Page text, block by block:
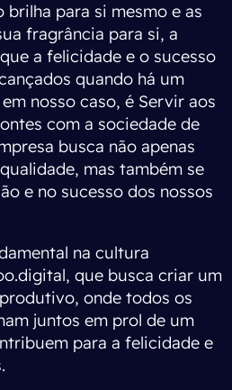
brilha para si mesmo e as
fragrância para si, a
a felicidade e o sucesso
quando há um
nosso caso, é Servir aos
com a sociedade de
busca não apenas
mas também se
e no sucesso dos nossos
na cultura
que busca criar um
onde todos os
juntos em prol de um
para a felicidade e